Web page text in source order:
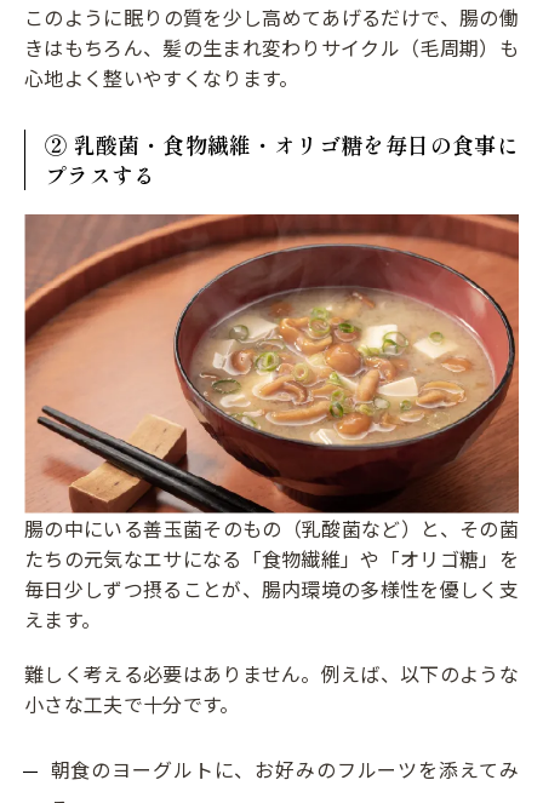
このように眠りの質を少し高めてあげるだけで、腸の働
きはもちろん、髪の生まれ変わりサイクル（毛周期）も
心地よく整いやすくなります。
② 乳酸菌・食物繊維・オリゴ糖を毎日の食事に
プラスする
腸の中にいる善玉菌そのもの（乳酸菌など）と、その菌
たちの元気なエサになる「食物繊維」や「オリゴ糖」を
毎日少しずつ摂ることが、腸内環境の多様性を優しく支
えます。
難しく考える必要はありません。例えば、以下のような
小さな工夫で十分です。
朝食のヨーグルトに、お好みのフルーツを添えてみ